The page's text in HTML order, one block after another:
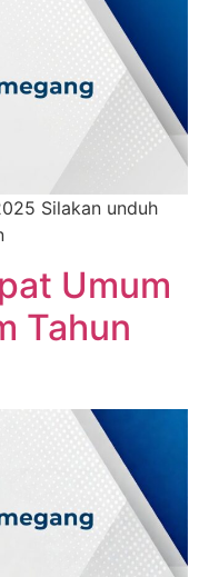
Silakan unduh
Umum
Tahun